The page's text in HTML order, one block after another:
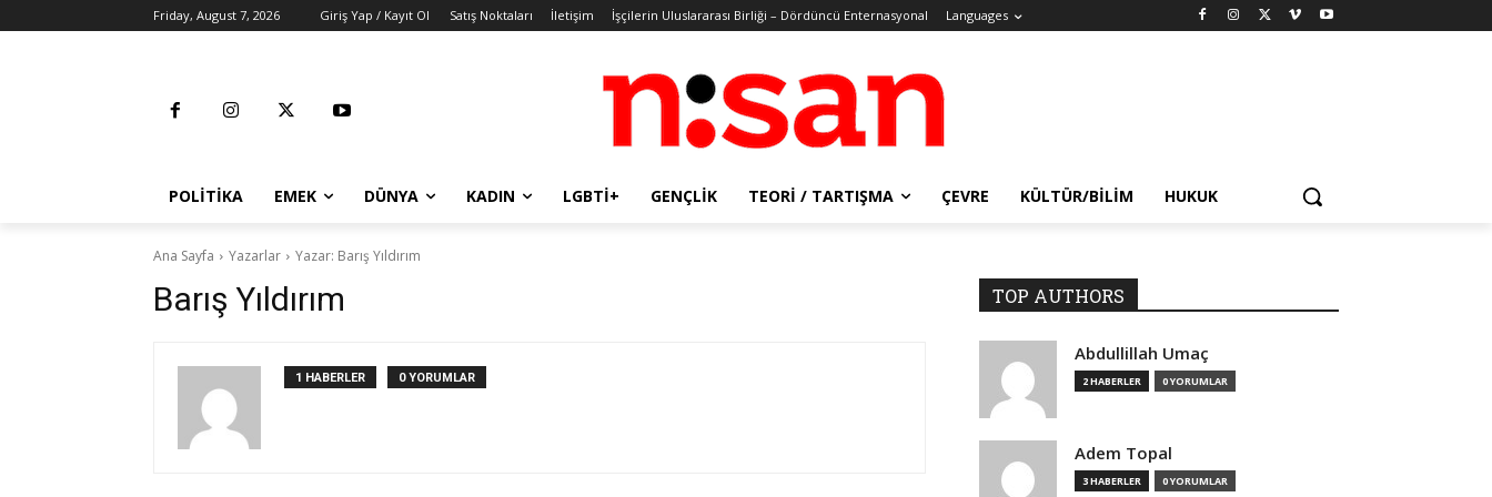
Friday, August 7, 2026 Giriş Yap / Kayıt Ol Satış Noktaları İletişim İşçilerin Uluslararası Birliği – Dördüncü Enternasyonal Languages
POLITIKA EMEK DÜNYA KADIN LGBTİ+ GENÇLIK TEORI / TARTIŞMA ÇEVRE KÜLTÜR/BILIM HUKUK
Ana Sayfa Yazarlar Yazar: Barış Yıldırım
Barış Yıldırım
1 HABERLER 0 YORUMLAR
TOP AUTHORS
Abdullillah Umaç
2 HABERLER 0 YORUMLAR
Adem Topal
3 HABERLER 0 YORUMLAR